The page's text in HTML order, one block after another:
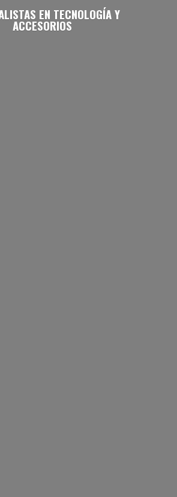
EN TECNOLOGÍAY
ACCESORIOS